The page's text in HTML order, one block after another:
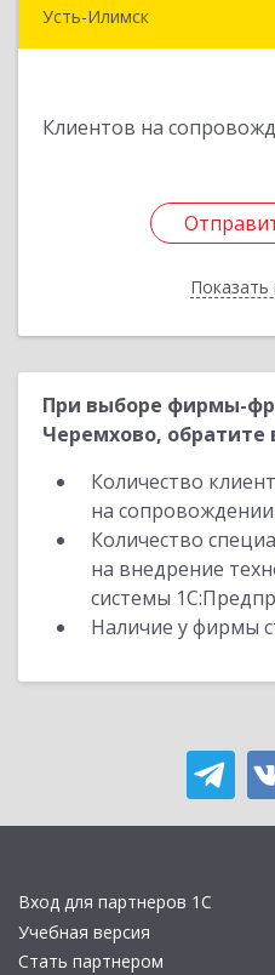
Усть-Илимск
Клиентов на
Показать
При выборе фирмы-
Черемхово, обратите
Количество
на
Количество
на внедрение
системы
Наличие у фирмы
Вход для партнеров 1С
Учебная версия
Стать партнером